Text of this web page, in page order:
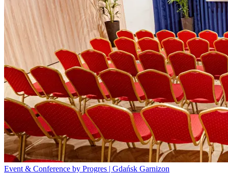
Event & Conference by Progres | Gdańsk Garnizon